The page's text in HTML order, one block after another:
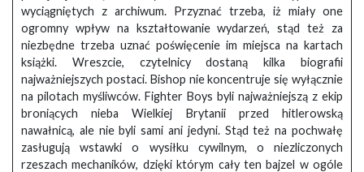
wyciągniętych z archiwum. Przyznać trzeba, iż miały one
ogromny wpływ na kształtowanie wydarzeń, stąd też za
niezbędne trzeba uznać poświęcenie im miejsca na kartach
książki. Wreszcie, czytelnicy dostaną kilka biografii
najważniejszych postaci. Bishop nie koncentruje się wyłącznie
na pilotach myśliwców. Fighter Boys byli najważniejszą z ekip
broniących nieba Wielkiej Brytanii przed hitlerowską
nawałnicą, ale nie byli sami ani jedyni. Stąd też na pochwałę
zasługują wstawki o wysiłku cywilnym, o niezliczonych
rzeszach mechaników, dzięki którym cały ten bajzel w ogóle